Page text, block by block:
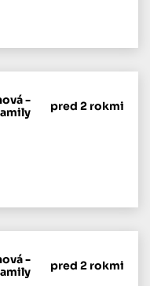
-
pred 2 rokmi
-
pred 2 rokmi